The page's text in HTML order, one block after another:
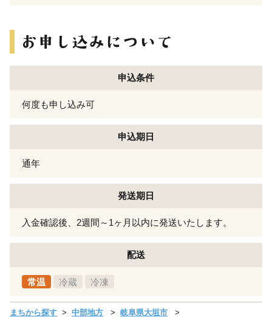
申込条件
何度も申し込み可
申込期日
通年
発送期日
入金確認後、2週間～1ヶ月以内に発送いたします。
配送
常温 冷蔵 冷凍
まちから探す 中部地方 岐阜県大垣市